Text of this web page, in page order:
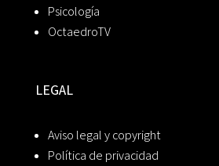
Psicología
OctaedroTV
LEGAL
Aviso legal y copyright
Política de privacidad